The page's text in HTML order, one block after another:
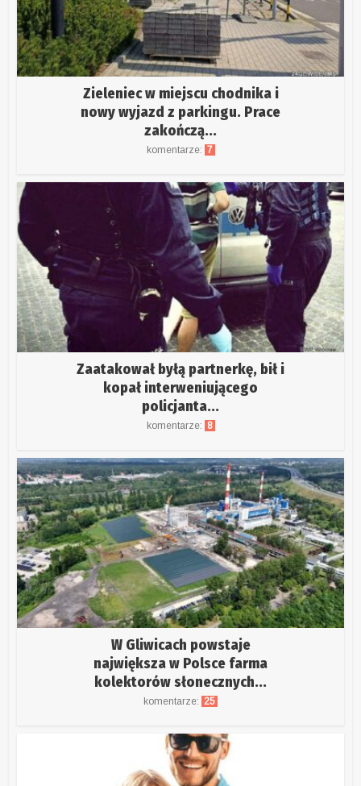
Zieleniec w miejscu chodnika i
nowy wyjazd z parkingu. Prace
zakończą...
komentarze: 7
Zaatakował byłą partnerkę, bił i
kopał interweniującego
policjanta...
komentarze: 8
W Gliwicach powstaje
największa w Polsce farma
kolektorów słonecznych...
komentarze: 25